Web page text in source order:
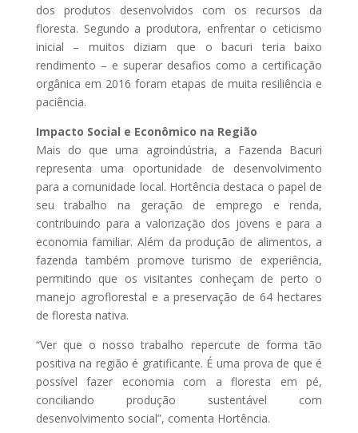
dos produtos desenvolvidos com os recursos da
floresta. Segundo a produtora, enfrentar o ceticismo
inicial – muitos diziam que o bacuri teria baixo
rendimento – e superar desafios como a certificação
orgânica em 2016 foram etapas de muita resiliência e
paciência.
Impacto Social e Econômico na Região
Mais do que uma agroindústria, a Fazenda Bacuri
representa uma oportunidade de desenvolvimento
para a comunidade local. Hortência destaca o papel de
seu trabalho na geração de emprego e renda,
contribuindo para a valorização dos jovens e para a
economia familiar. Além da produção de alimentos, a
fazenda também promove turismo de experiência,
permitindo que os visitantes conheçam de perto o
manejo agroflorestal e a preservação de 64 hectares
de floresta nativa.
“Ver que o nosso trabalho repercute de forma tão
positiva na região é gratificante. É uma prova de que é
possível fazer economia com a floresta em pé,
conciliando produção sustentável com
desenvolvimento social”, comenta Hortência.